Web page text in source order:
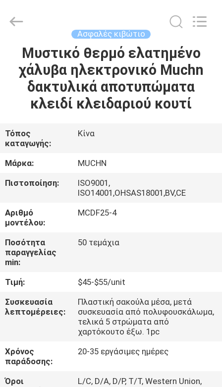
ΣΠΊΤΙ
ΠΡΟΪΌΝΤΑ
ΕΜΕΊΣ
ΓΎΡΟΣ
ΕΡΓΟΣΤΑΣΊΩΝ
ΠΟΙΟΤΙΚΌΣ
ΈΛΕΓΧΟΣ
ΜΑΣ
ΕΛΆΤΕ
ΣΕ
ΕΠΑΦΉ
ΕΙΔΉΣΕΙΣ
Rights
Ασφαλές κιβώτιο
Μυστικό θερμό ελατημένο
χάλυβα ηλεκτρονικό Muchn
δακτυλικά αποτυπώματα
κλειδί κλειδαριού κουτί
Τόπος
καταγωγής:
Κίνα
Μάρκα:
MUCHN
Πιστοποίηση:
ISO9001,
ISO14001,OHSAS18001,BV,CE
Αριθμό
μοντέλου:
MCDF25-4
Ποσότητα
παραγγελίας
min:
50 τεμάχια
Τιμή:
$45-$55/unit
Συσκευασία
λεπτομέρειες:
Πλαστική σακούλα μέσα, μετά
συσκευασία από πολυφουσκάλωμα,
τελικά 5 στρώματα από
χαρτόκουτο έξω. 1pc
Χρόνος
παράδοσης:
20-35 εργάσιμες ημέρες
Όροι
L/C, D/A, D/P, T/T, Western Union,